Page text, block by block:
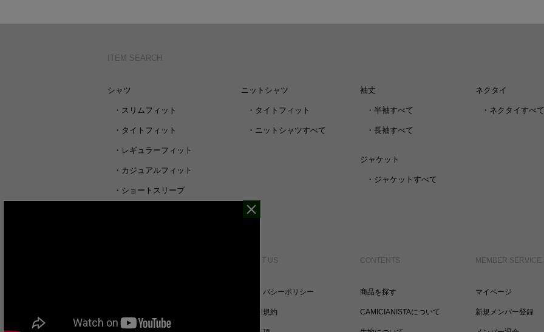
ITEM SEARCH
シャツ
・ スリムフィット
・ タイトフィット
・ レギュラーフィット
・ カジュアルフィット
・ ショートスリーブ
ニットシャツ
・ タイトフィット
・ ニットシャツすべて
袖丈
・ 半袖すべて
・ 長袖すべて
ジャケット
・ ジャケットすべて
ネクタイ
・ ネクタイすべて
ABOUT US
プライバシーポリシー
ご利用規約
CONTENTS
商品を探す
CAMICIANISTAについて
MEMBER SERVICE
マイページ
新規メンバー登録